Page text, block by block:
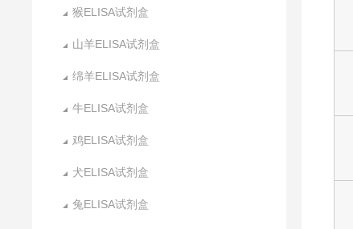
猴ELISA试剂盒
山羊ELISA试剂盒
绵羊ELISA试剂盒
牛ELISA试剂盒
鸡ELISA试剂盒
犬ELISA试剂盒
兔ELISA试剂盒